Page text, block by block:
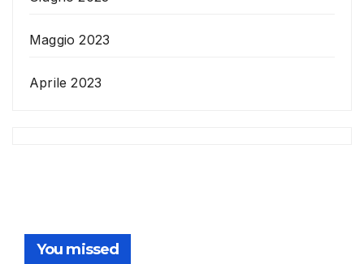
Maggio 2023
Aprile 2023
You missed